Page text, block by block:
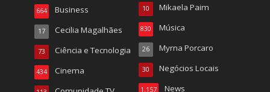
Business
664
Cecilia Magalhães
17
Ciência e Tecnologia
73
Cinema
434
Mikaela Paim
10
Música
830
Myrna Porcaro
26
Negócios Locais
30
News
1.157